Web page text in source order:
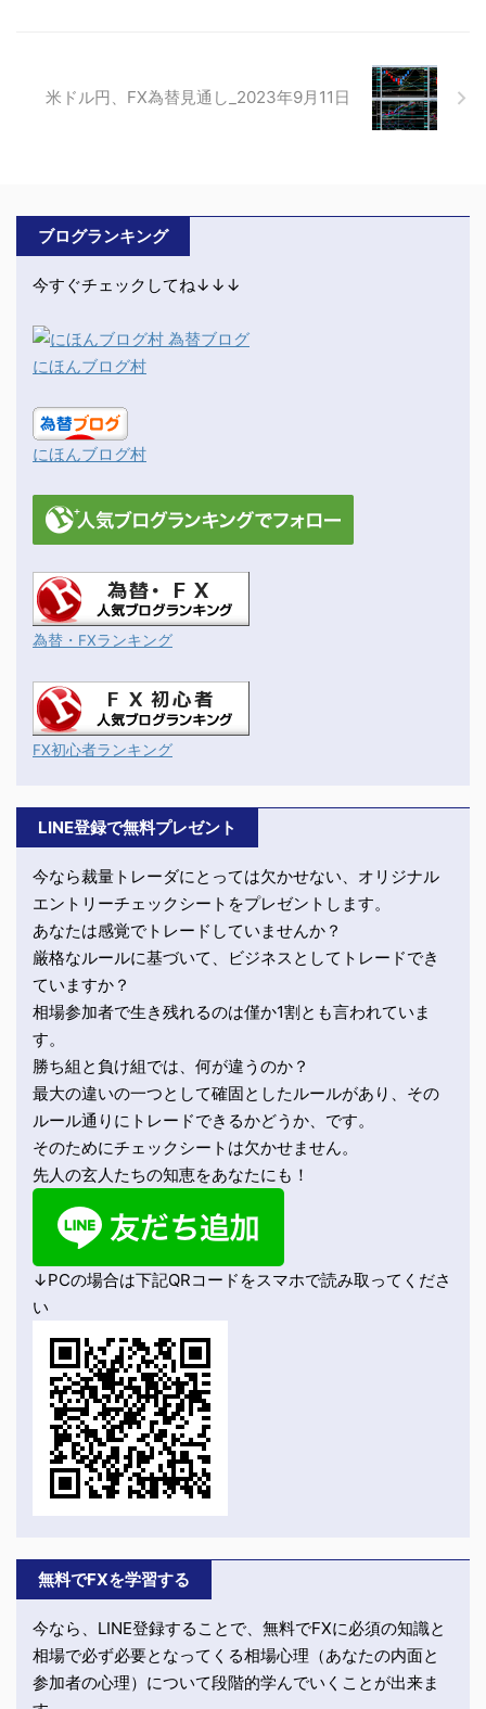
米ドル円、FX為替見通し_2023年9月11日
ブログランキング
今すぐチェックしてね↓↓↓
にほんブログ村
にほんブログ村
為替・FXランキング
FX初心者ランキング
LINE登録で無料プレゼント
今なら裁量トレーダにとっては欠かせない、オリジナル
エントリーチェックシートをプレゼントします。
あなたは感覚でトレードしていませんか？
厳格なルールに基づいて、ビジネスとしてトレードでき
ていますか？
相場参加者で生き残れるのは僅か1割とも言われていま
す。
勝ち組と負け組では、何が違うのか？
最大の違いの一つとして確固としたルールがあり、その
ルール通りにトレードできるかどうか、です。
そのためにチェックシートは欠かせません。
先人の玄人たちの知恵をあなたにも！
↓PCの場合は下記QRコードをスマホで読み取ってくださ
い
無料でFXを学習する
今なら、LINE登録することで、無料でFXに必須の知識と
相場で必ず必要となってくる相場心理（あなたの内面と
参加者の心理）について段階的学んでいくことが出来ま